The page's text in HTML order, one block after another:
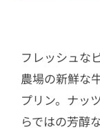
フレッシュな
農場の新鮮な
プリン。ナッ
らではの芳醇